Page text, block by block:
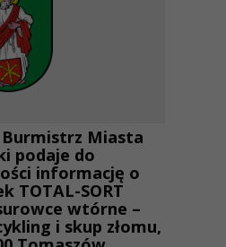
Burmistrz Miasta
podaje do
informację o
TOTAL-SORT
wtórne –
i skup złomu,